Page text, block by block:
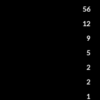
56
12
9
5
2
2
1